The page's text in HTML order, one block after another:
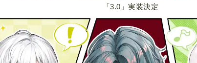
「3.0」実装決定